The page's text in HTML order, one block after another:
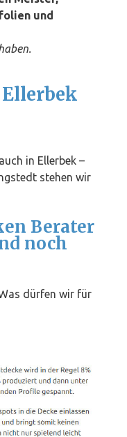
und
in Ellerbek –
stehen wir
Berater
noch
dürfen wir für